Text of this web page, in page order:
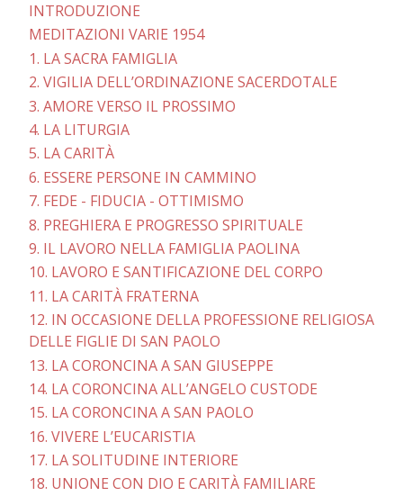
INTRODUZIONE
MEDITAZIONI VARIE 1954
1. LA SACRA FAMIGLIA
2. VIGILIA DELL’ORDINAZIONE SACERDOTALE
3. AMORE VERSO IL PROSSIMO
4. LA LITURGIA
5. LA CARITÀ
6. ESSERE PERSONE IN CAMMINO
7. FEDE - FIDUCIA - OTTIMISMO
8. PREGHIERA E PROGRESSO SPIRITUALE
9. IL LAVORO NELLA FAMIGLIA PAOLINA
10. LAVORO E SANTIFICAZIONE DEL CORPO
11. LA CARITÀ FRATERNA
12. IN OCCASIONE DELLA PROFESSIONE RELIGIOSA
DELLE FIGLIE DI SAN PAOLO
13. LA CORONCINA A SAN GIUSEPPE
14. LA CORONCINA ALL’ANGELO CUSTODE
15. LA CORONCINA A SAN PAOLO
16. VIVERE L’EUCARISTIA
17. LA SOLITUDINE INTERIORE
18. UNIONE CON DIO E CARITÀ FAMILIARE